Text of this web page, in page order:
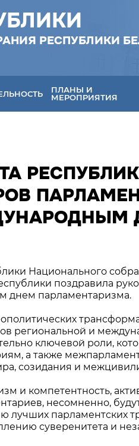
РЕСПУБЛИКИ
ПЛАНЫ И
МЕРОПРИЯТИЯ
Национального
поздравила
днем парламентаризма.
региональной и
ключевой роли,
а также
созидания и
и компетентность,
несомненно,
лучших парламентских
суверенитета и